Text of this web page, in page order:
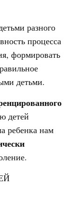
разного
процесса
формировать
детьми.
детей
ребенка нам